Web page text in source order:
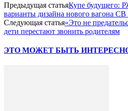
Предыдущая статьяКупе будущего:
варианты дизайна нового вагона
Следующая статья«Это не
дети перестают звонить родителям
ЭТО МОЖЕТ БЫТЬ